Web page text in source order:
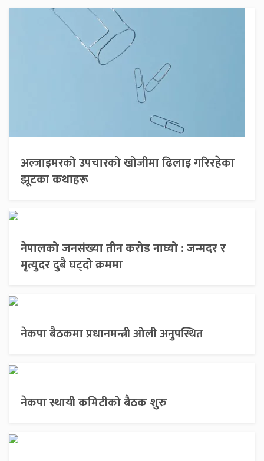
अल्जाइमरको उपचारको खोजीमा ढिलाइ गरिरहेका
झूटका कथाहरू
नेपालको जनसंख्या तीन करोड नाघ्यो : जन्मदर र
मृत्युदर दुबै घट्दो क्रममा
नेकपा बैठकमा प्रधानमन्त्री ओली अनुपस्थित
नेकपा स्थायी कमिटीको बैठक शुरु